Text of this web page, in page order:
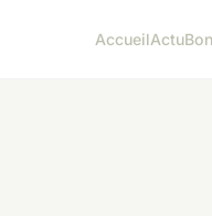
AccueilActu